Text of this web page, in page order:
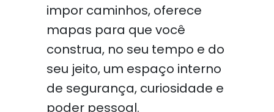
impor caminhos, oferece
mapas para que você
construa, no seu tempo e do
seu jeito, um espaço interno
de segurança, curiosidade e
poder pessoal.